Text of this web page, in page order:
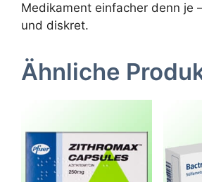
Medikament einfacher denn je
und diskret.
Ähnliche